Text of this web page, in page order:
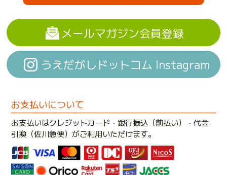
メールマガジン会員登録
うえだがしドットコム Instagram
お支払いについて
お支払いはクレジットカード・銀行振込（前払い）・代金
引換（佐川急便）がご利用いただけます。